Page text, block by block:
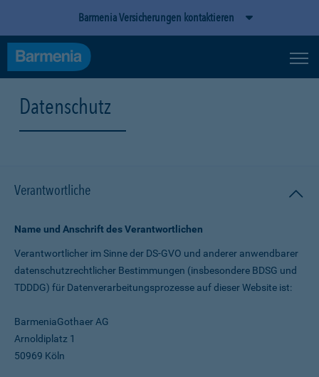
Barmenia Versicherungen kontaktieren
Datenschutz
Verantwortliche
Name und Anschrift des Verantwortlichen
Verantwortlicher im Sinne der DS-GVO und anderer anwendbarer
datenschutz­rechtlicher Bestimmungen (insbesondere BDSG und
TDDDG) für Daten­verarbeitungs­prozesse auf dieser Website ist:
BarmeniaGothaer AG
Arnoldiplatz 1
50969 Köln